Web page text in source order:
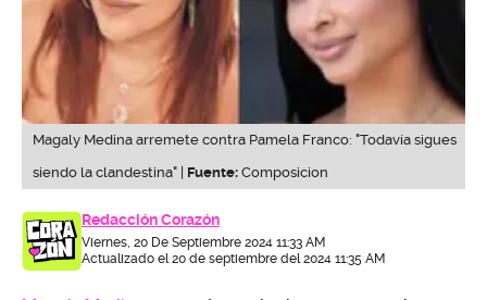
Magaly Medina arremete contra Pamela Franco: "Todavía sigues
siendo la clandestina" | Fuente: Composicion
Redacción Corazón
Viernes, 20 De Septiembre 2024 11:33 AM
Actualizado el 20 de septiembre del 2024 11:35 AM